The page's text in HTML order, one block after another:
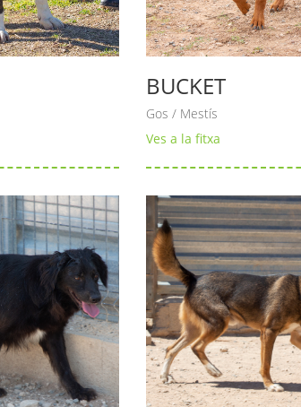
BUCKET
Gos / Mestís
Ves a la fitxa